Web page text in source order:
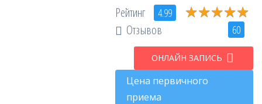
Рейтинг 4.99 ★★★★★
★★★★★
Отзывов 60
ОНЛАЙН ЗАПИСЬ
Цена первичного
приема